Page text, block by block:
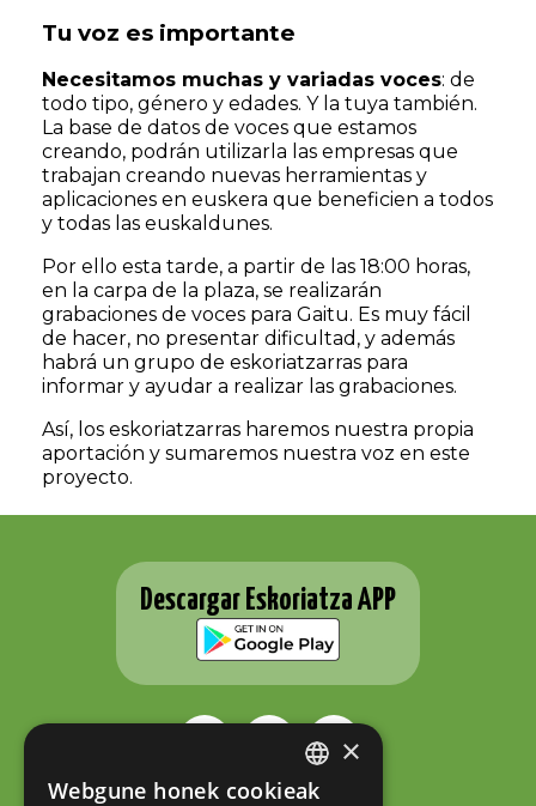
Tu voz es importante
Necesitamos muchas y variadas voces: de
todo tipo, género y edades. Y la tuya también.
La base de datos de voces que estamos
creando, podrán utilizarla las empresas que
trabajan creando nuevas herramientas y
aplicaciones en euskera que beneficien a todos
y todas las euskaldunes.
Por ello esta tarde, a partir de las 18:00 horas,
en la carpa de la plaza, se realizarán
grabaciones de voces para Gaitu. Es muy fácil
de hacer, no presentar dificultad, y además
habrá un grupo de eskoriatzarras para
informar y ayudar a realizar las grabaciones.
Así, los eskoriatzarras haremos nuestra propia
aportación y sumaremos nuestra voz en este
proyecto.
Descargar Eskoriatza APP
BASQUE
×
Webgune honek cookieak